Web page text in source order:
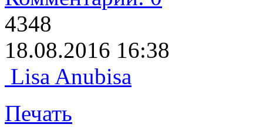
4348
18.08.2016 16:38
Lisa Anubisa
Печать